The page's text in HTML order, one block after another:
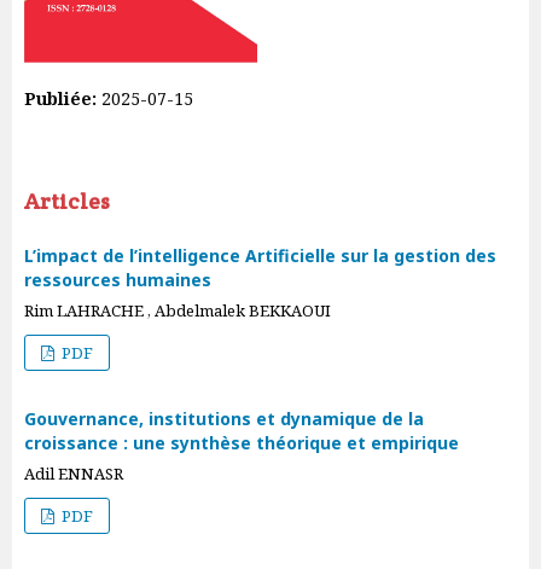
Publiée: 2025-07-15
Articles
L’impact de l’intelligence Artificielle sur la gestion des
ressources humaines
Rim LAHRACHE , Abdelmalek BEKKAOUI
PDF
Gouvernance, institutions et dynamique de la
croissance : une synthèse théorique et empirique
Adil ENNASR
PDF